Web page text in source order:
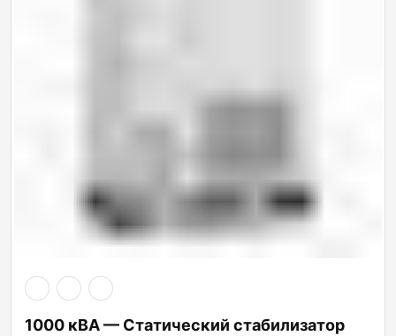
1000 кВА — Статический стабилизатор